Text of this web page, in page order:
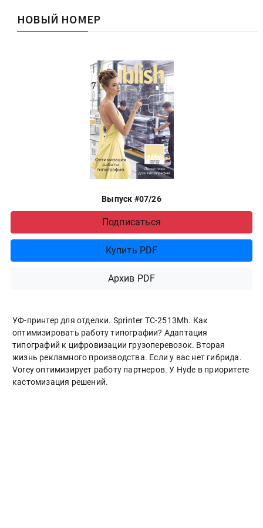
НОВЫЙ НОМЕР
Выпуск #07/26
Подписаться
Купить PDF
Архив PDF
УФ-принтер для отделки. Sprinter ТС-2513Mh. Как
оптимизировать работу типографии? Адаптация
типографий к цифровизации грузоперевозок. Вторая
жизнь рекламного производства. Если у вас нет гибрида.
Vorey оптимизирует работу партнеров. У Hyde в приоритете
кастомизация решений.